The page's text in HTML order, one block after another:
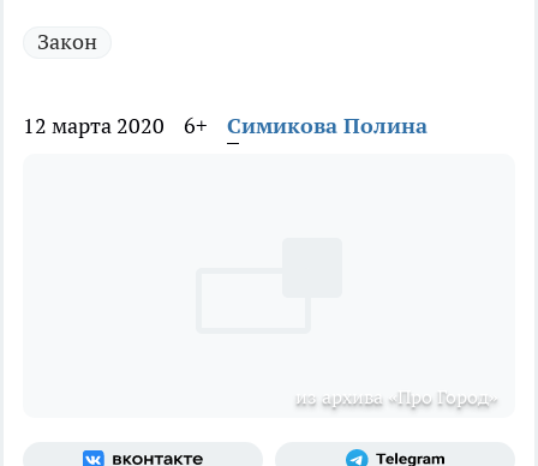
Закон
12 марта 2020 6+ Симикова Полина
из архива «Про Город»